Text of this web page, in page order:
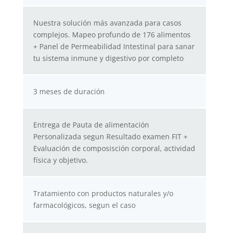
Nuestra solución más avanzada para casos
complejos. Mapeo profundo de 176 alimentos
+ Panel de Permeabilidad Intestinal para sanar
tu sistema inmune y digestivo por completo
3 meses de duración
Entrega de Pauta de alimentación
Personalizada segun Resultado examen FIT +
Evaluación de composisción corporal, actividad
física y objetivo.
Tratamiento con productos naturales y/o
farmacológicos, segun el caso